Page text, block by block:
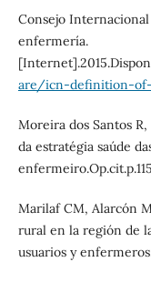
Consejo
enfermería.
are/icn-definition-
Moreira dos Santos
da estratégia saúde
Marilaf CM, Alarcón
rural en la región de
usuarios y